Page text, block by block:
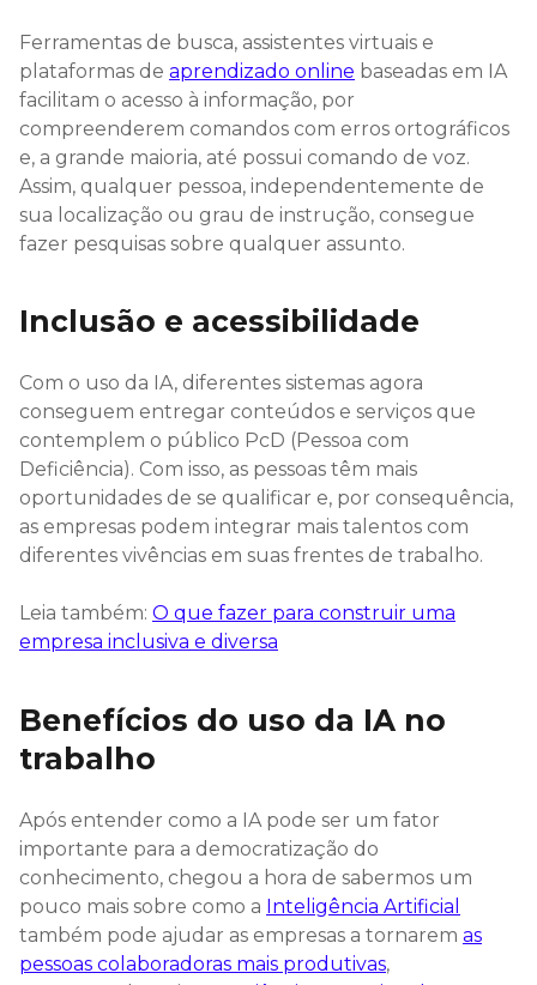
Ferramentas de busca, assistentes virtuais e
plataformas de aprendizado online baseadas em IA
facilitam o acesso à informação, por
compreenderem comandos com erros ortográficos
e, a grande maioria, até possui comando de voz.
Assim, qualquer pessoa, independentemente de
sua localização ou grau de instrução, consegue
fazer pesquisas sobre qualquer assunto.
Inclusão e acessibilidade
Com o uso da IA, diferentes sistemas agora
conseguem entregar conteúdos e serviços que
contemplem o público PcD (Pessoa com
Deficiência). Com isso, as pessoas têm mais
oportunidades de se qualificar e, por consequência,
as empresas podem integrar mais talentos com
diferentes vivências em suas frentes de trabalho.
Leia também: O que fazer para construir uma
empresa inclusiva e diversa
Benefícios do uso da IA no
trabalho
Após entender como a IA pode ser um fator
importante para a democratização do
conhecimento, chegou a hora de sabermos um
pouco mais sobre como a Inteligência Artificial
também pode ajudar as empresas a tornarem as
pessoas colaboradoras mais produtivas,